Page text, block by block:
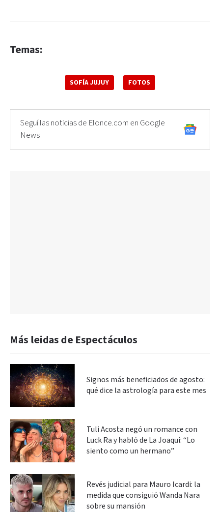
Temas:
SOFÍA JUJUY FOTOS
Seguí las noticias de Elonce.com en Google
News
Más leidas de Espectáculos
Signos más beneficiados de agosto:
qué dice la astrología para este mes
Tuli Acosta negó un romance con
Luck Ra y habló de La Joaqui: “Lo
siento como un hermano”
Revés judicial para Mauro Icardi: la
medida que consiguió Wanda Nara
sobre su mansión